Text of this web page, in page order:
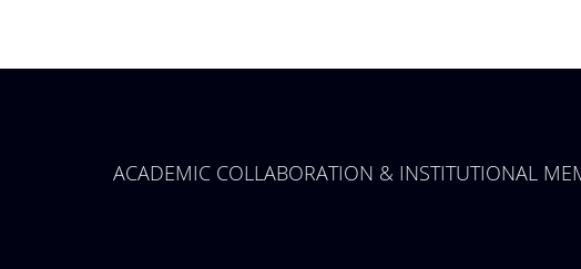
GUB Sports club member
ACADEMIC COLLABORATION & INSTITUTIONAL